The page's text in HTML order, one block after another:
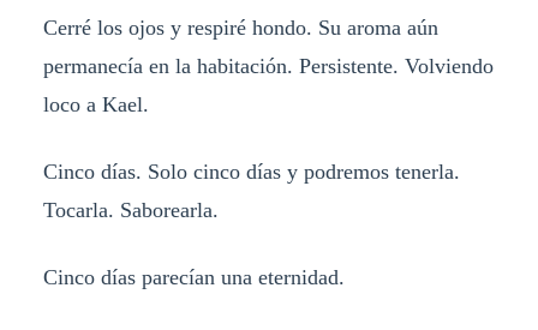
Cerré los ojos y respiré hondo. Su aroma aún
permanecía en la habitación. Persistente. Volviendo
loco a Kael.
Cinco días. Solo cinco días y podremos tenerla.
Tocarla. Saborearla.
Cinco días parecían una eternidad.